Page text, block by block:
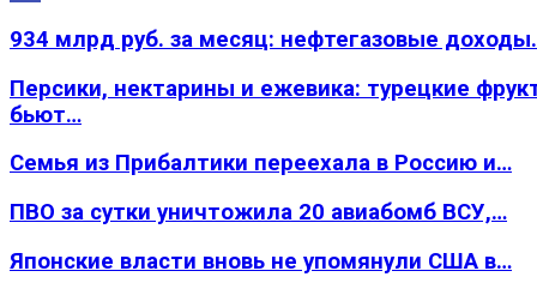
934 млрд руб. за месяц: нефтегазовые
Персики, нектарины и ежевика: турецкие
бьют…
Семья из Прибалтики переехала в Россию и…
ПВО за сутки уничтожила 20 авиабомб ВСУ,…
Японские власти вновь не упомянули США в…